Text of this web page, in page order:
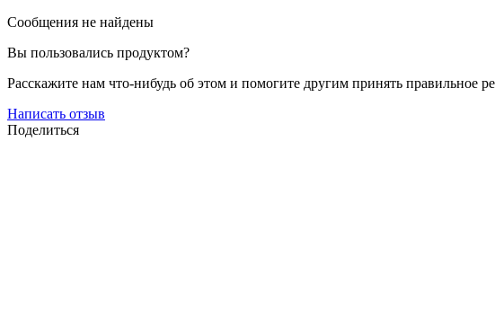
Сообщения не найдены
Вы пользовались продуктом?
Расскажите нам что-нибудь об этом и помогите другим принять правильное
Написать отзыв
Поделиться